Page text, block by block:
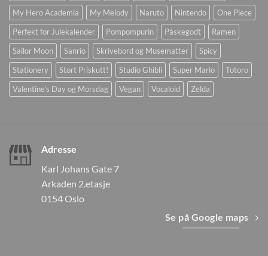
My Hero Academia
My Melody Naruto Nintendo
One Piece
Perfekt for Julekalender
Pompompurin Påskegodt
Ramen
Sailor Moon
Sanrio Skrivebord og Musematter
Spicy
Stationery
Stort Priskutt! Studio Ghibli Super Mario
Totoro
Valentine's Day og Morsdag
Vegan Vocaloid Zelda
Adresse
Karl Johans Gate 7
Arkaden 2.etasje
0154 Oslo
Se på Google maps